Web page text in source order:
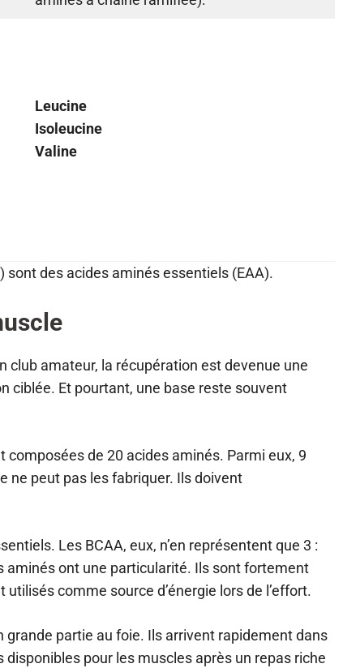
Leucine
Isoleucine
Valine
des acides aminés essentiels (EAA).
club amateur, la récupération est devenue une
ciblée. Et pourtant, une base reste souvent
de 20 acides aminés. Parmi eux, 9
ne peut pas les fabriquer. Ils doivent
Les BCAA, eux, n’en représentent que 3 :
aminés ont une particularité. Ils sont fortement
comme source d’énergie lors de l’effort.
grande partie au foie. Ils arrivent rapidement dans
pour les muscles après un repas riche